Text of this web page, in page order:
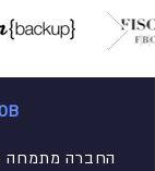
החברה מתמחה